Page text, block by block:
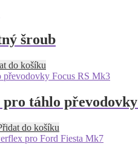
šroub
do košíku
táhlo
do košíku